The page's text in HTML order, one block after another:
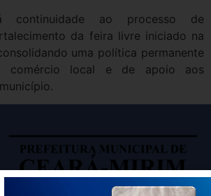
continuidade ao processo de
da feira livre iniciado na
uma política permanente
comércio local e de apoio aos